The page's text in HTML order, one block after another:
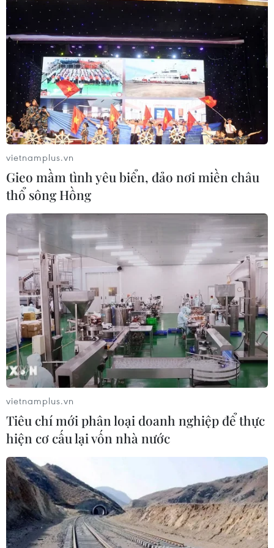
Chủ động nguồn điện phục vụ Hội
nghị cấp cao APEC 2027
06/08/2026 04:31
Doanh nghiệp Trung Quốc đánh giá
cao triển vọng hợp tác cơ giới hóa
nông nghiệp với Việt Nam
06/08/2026 04:14
Thống đốc Fed khuyến nghị tăng lãi
suất nếu lạm phát không sớm hạ
nhiệt
06/08/2026 03:46
Sản lượng vàng của Trung Quốc
giảm trong nửa đầu năm 2026
06/08/2026 03:41
Kim ngạch xuất khẩu vượt mốc 100
tỷ USD, Hàn Quốc lập kỷ lục thặng
dư vãng lai
06/08/2026 03:34
Moody’s cảnh báo hạ tầng điện hạn
chế tiềm năng phát triển AI của
Mexico
06/08/2026 03:33
vietnamplus.vn
Gieo mầm tình yêu biển, đảo nơi miền châu
thổ sông Hồng
vietnamplus.vn
Tiêu chí mới phân loại doanh nghiệp để thực
hiện cơ cấu lại vốn nhà nước